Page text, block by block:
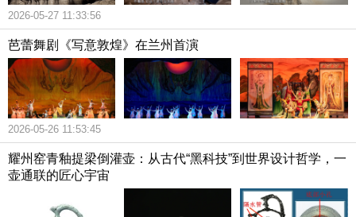
2026-05-27 11:33:56
芭蕾舞剧《写意敦煌》在兰州首演
2026-05-26 11:53:45
耀州窑青釉提梁倒灌壶：从古代“黑科技”到世界设计哲学，一
壶通联的匠心宇宙